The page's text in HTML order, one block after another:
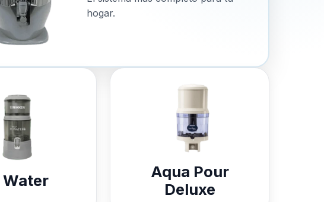
hogar.
Water
Aqua Pour
Deluxe